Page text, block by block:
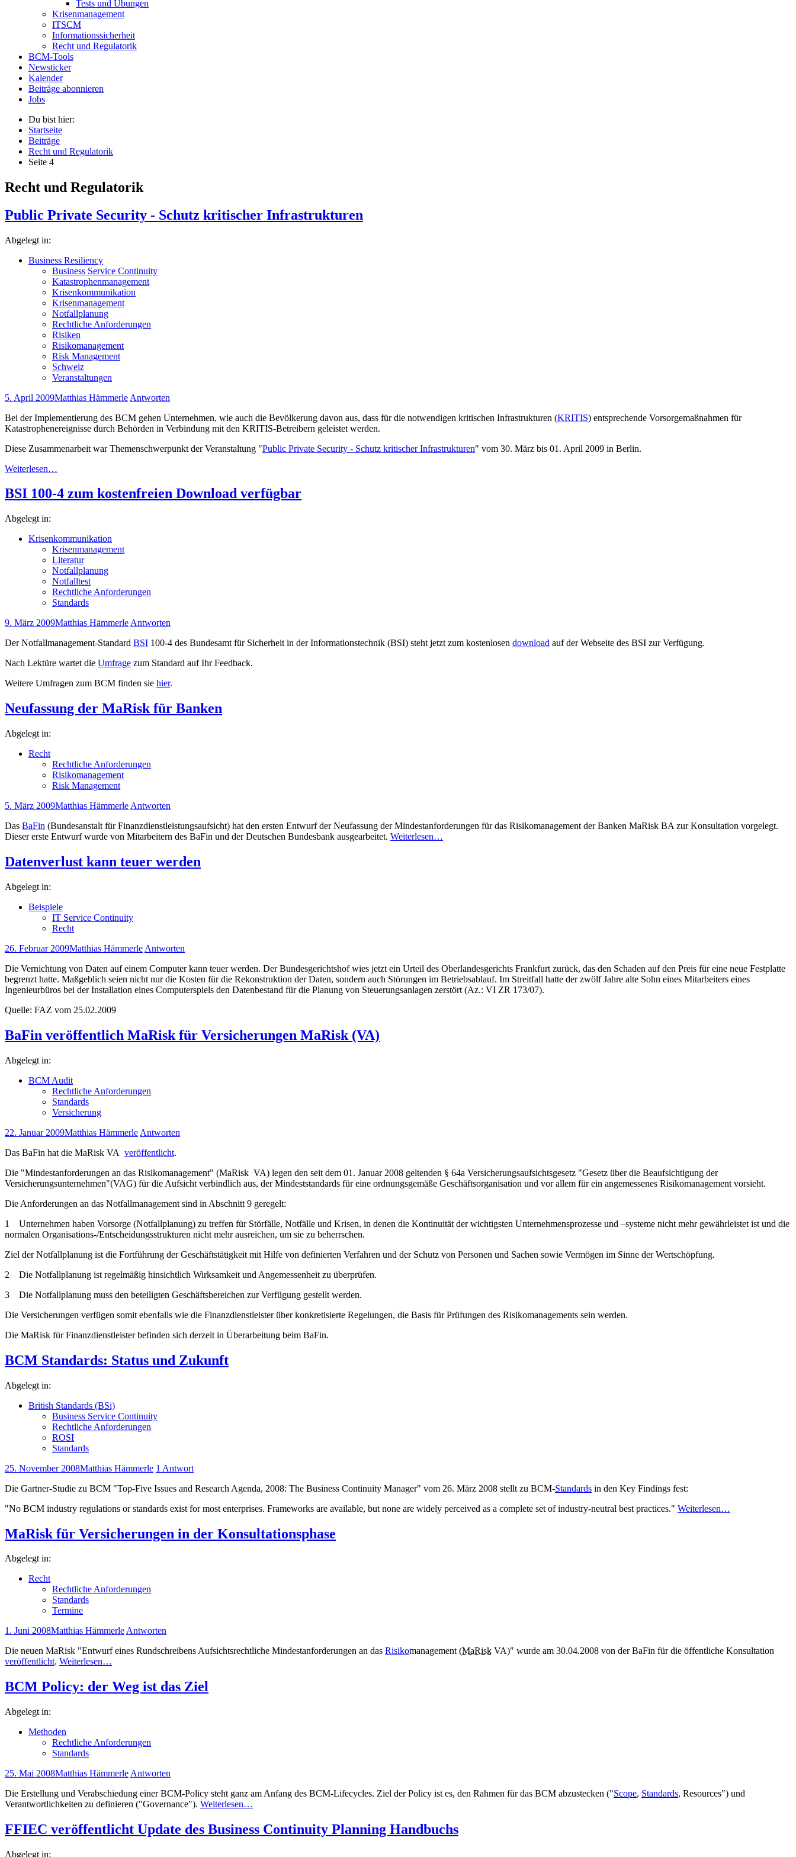
Tests und Übungen
Krisenmanagement
ITSCM
Informationssicherheit
Recht und Regulatorik
BCM-Tools
Newsticker
Kalender
Beiträge abonnieren
Jobs
Du bist hier:
Startseite
Beiträge
Recht und Regulatorik
Seite 4
Recht und Regulatorik
Public Private Security - Schutz kritischer Infrastrukturen
Abgelegt in:
Business Resiliency
Business Service Continuity
Katastrophenmanagement
Krisenkommunikation
Krisenmanagement
Notfallplanung
Rechtliche Anforderungen
Risiken
Risikomanagement
Risk Management
Schweiz
Veranstaltungen
5. April 2009Matthias Hämmerle Antworten
Bei der Implementierung des BCM gehen Unternehmen, wie auch die Bevölkerung davon aus, dass für die notwendigen kritischen Infrastrukturen (KRITIS) entsprechende Vorsorgemaßnahmen für
Katastrophenereignisse durch Behörden in Verbindung mit den KRITIS-Betreibern geleistet werden.
Diese Zusammenarbeit war Themenschwerpunkt der Veranstaltung "Public Private Security - Schutz kritischer Infrastrukturen" vom 30. März bis 01. April 2009 in Berlin.
Weiterlesen…
BSI 100-4 zum kostenfreien Download verfügbar
Abgelegt in:
Krisenkommunikation
Krisenmanagement
Literatur
Notfallplanung
Notfalltest
Rechtliche Anforderungen
Standards
9. März 2009Matthias Hämmerle Antworten
Der Notfallmanagement-Standard BSI 100-4 des Bundesamt für Sicherheit in der Informationstechnik (BSI) steht jetzt zum kostenlosen download auf der Webseite des BSI zur Verfügung.
Nach Lektüre wartet die Umfrage zum Standard auf Ihr Feedback.
Weitere Umfragen zum BCM finden sie hier.
Neufassung der MaRisk für Banken
Abgelegt in:
Recht
Rechtliche Anforderungen
Risikomanagement
Risk Management
5. März 2009Matthias Hämmerle Antworten
Das BaFin (Bundesanstalt für Finanzdienstleistungsaufsicht) hat den ersten Entwurf der Neufassung der Mindestanforderungen für das Risikomanagement der Banken MaRisk BA zur Konsultation vorgelegt.
Dieser erste Entwurf wurde von Mitarbeitern des BaFin und der Deutschen Bundesbank ausgearbeitet. Weiterlesen…
Datenverlust kann teuer werden
Abgelegt in:
Beispiele
IT Service Continuity
Recht
26. Februar 2009Matthias Hämmerle Antworten
Die Vernichtung von Daten auf einem Computer kann teuer werden. Der Bundesgerichtshof wies jetzt ein Urteil des Oberlandesgerichts Frankfurt zurück, das den Schaden auf den Preis für eine neue Festplatte
begrenzt hatte. Maßgeblich seien nicht nur die Kosten für die Rekonstruktion der Daten, sondern auch Störungen im Betriebsablauf. Im Streitfall hatte der zwölf Jahre alte Sohn eines Mitarbeiters eines
Ingenieurbüros bei der Installation eines Computerspiels den Datenbestand für die Planung von Steuerungsanlagen zerstört (Az.: VI ZR 173/07).
Quelle: FAZ vom 25.02.2009
BaFin veröffentlich MaRisk für Versicherungen MaRisk (VA)
Abgelegt in:
BCM Audit
Rechtliche Anforderungen
Standards
Versicherung
22. Januar 2009Matthias Hämmerle Antworten
Das BaFin hat die MaRisk VA veröffentlicht.
Die "Mindestanforderungen an das Risikomanagement" (MaRisk VA) legen den seit dem 01. Januar 2008 geltenden § 64a Versicherungsaufsichtsgesetz "Gesetz über die Beaufsichtigung der
Versicherungsunternehmen"(VAG) für die Aufsicht verbindlich aus, der Mindeststandards für eine ordnungsgemäße Geschäftsorganisation und vor allem für ein angemessenes Risikomanagement vorsieht.
Die Anforderungen an das Notfallmanagement sind in Abschnitt 9 geregelt:
1 Unternehmen haben Vorsorge (Notfallplanung) zu treffen für Störfälle, Notfälle und Krisen, in denen die Kontinuität der wichtigsten Unternehmensprozesse und –systeme nicht mehr gewährleistet ist und die
normalen Organisations-/Entscheidungsstrukturen nicht mehr ausreichen, um sie zu beherrschen.
Ziel der Notfallplanung ist die Fortführung der Geschäftstätigkeit mit Hilfe von definierten Verfahren und der Schutz von Personen und Sachen sowie Vermögen im Sinne der Wertschöpfung.
2 Die Notfallplanung ist regelmäßig hinsichtlich Wirksamkeit und Angemessenheit zu überprüfen.
3 Die Notfallplanung muss den beteiligten Geschäftsbereichen zur Verfügung gestellt werden.
Die Versicherungen verfügen somit ebenfalls wie die Finanzdienstleister über konkretisierte Regelungen, die Basis für Prüfungen des Risikomanagements sein werden.
Die MaRisk für Finanzdienstleister befinden sich derzeit in Überarbeitung beim BaFin.
BCM Standards: Status und Zukunft
Abgelegt in:
British Standards (BSi)
Business Service Continuity
Rechtliche Anforderungen
ROSI
Standards
25. November 2008Matthias Hämmerle 1 Antwort
Die Gartner-Studie zu BCM "Top-Five Issues and Research Agenda, 2008: The Business Continuity Manager" vom 26. März 2008 stellt zu BCM-Standards in den Key Findings fest:
"No BCM industry regulations or standards exist for most enterprises. Frameworks are available, but none are widely perceived as a complete set of industry-neutral best practices." Weiterlesen…
MaRisk für Versicherungen in der Konsultationsphase
Abgelegt in:
Recht
Rechtliche Anforderungen
Standards
Termine
1. Juni 2008Matthias HämmerleAntworten
Die neuen MaRisk "Entwurf eines Rundschreibens Aufsichtsrechtliche Mindestanforderungen an das Risikomanagement(MaRisk VA)" wurde am 30.04.2008 von der BaFin für die öffentliche Konsultation
veröffentlicht. Weiterlesen…
BCM Policy: der Weg ist das Ziel
Abgelegt in:
Methoden
Rechtliche Anforderungen
Standards
25. Mai 2008Matthias Hämmerle Antworten
Die Erstellung und Verabschiedung einer BCM-Policy steht ganz am Anfang des BCM-Lifecycles. Ziel der Policy ist es, den Rahmen für das BCM abzustecken ("Scope, Standards, Resources") und
Verantwortlichkeiten zu definieren ("Governance"). Weiterlesen…
FFIEC veröffentlicht Update des Business Continuity Planning Handbuchs
Abgelegt in: